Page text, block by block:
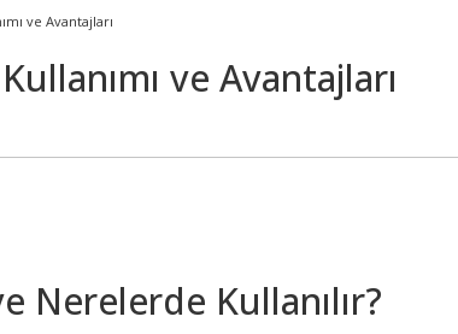
ve Avantajları
ve Avantajları
Nerelerde Kullanılır?